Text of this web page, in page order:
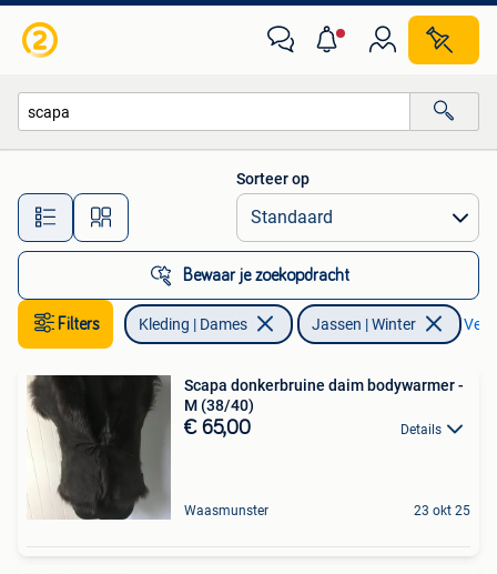
Alle afstanden…
Sorteer op
Bewaar je zoekopdracht
Filters Kleding | Dames Jassen | Winter
Scapa donkerbruine daim bodywarmer -
M (38/40)
€ 65,00 Details
Waasmunster 23 okt 25